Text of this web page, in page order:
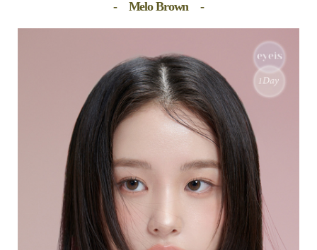
- Melo Brown -